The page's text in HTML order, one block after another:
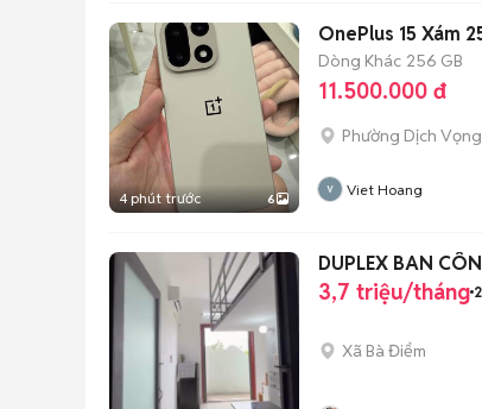
4 phút trước 6
OnePlus 15 Xám
Dòng Khác 256 GB
11.500.000 đ
Phường Dịch Vọng
Viet Hoang
DUPLEX BAN
3,7 triệu/tháng
Xã Bà Điểm